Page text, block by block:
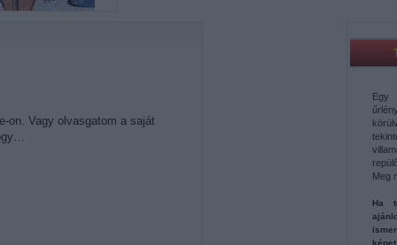
Egy
Meg
Ha
on. Vagy olvasgatom a saját